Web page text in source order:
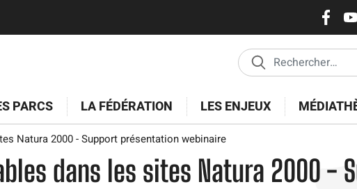
principal
PARCS LA FÉDÉRATION LES ENJEUX
Natura 2000 - Support présentation webinaire
dans les sites Natura 2000 -